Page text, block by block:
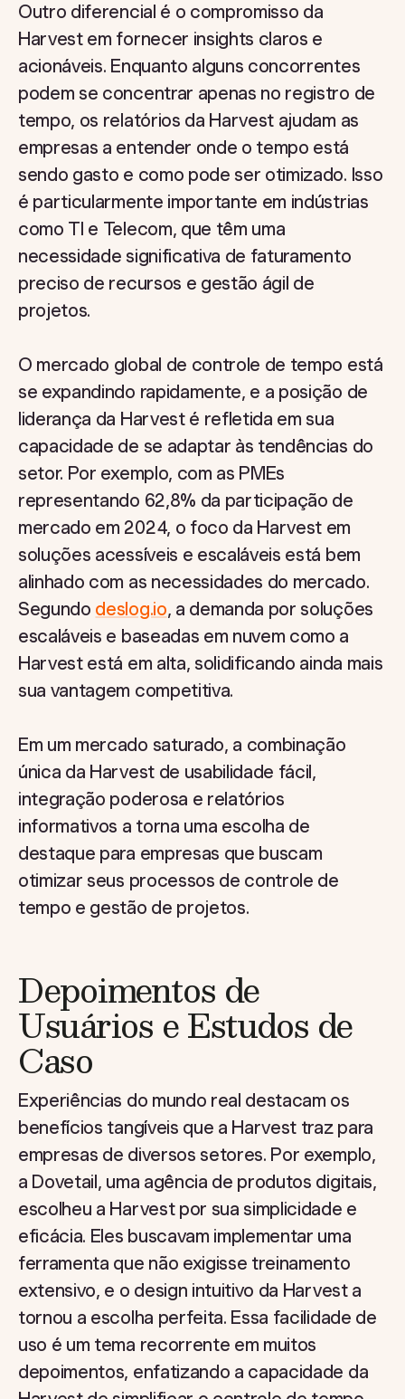
Outro diferencial é o compromisso da
Harvest em fornecer insights claros e
acionáveis. Enquanto alguns concorrentes
podem se concentrar apenas no registro de
tempo, os relatórios da Harvest ajudam as
empresas a entender onde o tempo está
sendo gasto e como pode ser otimizado. Isso
é particularmente importante em indústrias
como TI e Telecom, que têm uma
necessidade significativa de faturamento
preciso de recursos e gestão ágil de
projetos.
O mercado global de controle de tempo está
se expandindo rapidamente, e a posição de
liderança da Harvest é refletida em sua
capacidade de se adaptar às tendências do
setor. Por exemplo, com as PMEs
representando 62,8% da participação de
mercado em 2024, o foco da Harvest em
soluções acessíveis e escaláveis está bem
alinhado com as necessidades do mercado.
Segundo deslog.io, a demanda por soluções
escaláveis e baseadas em nuvem como a
Harvest está em alta, solidificando ainda mais
sua vantagem competitiva.
Em um mercado saturado, a combinação
única da Harvest de usabilidade fácil,
integração poderosa e relatórios
informativos a torna uma escolha de
destaque para empresas que buscam
otimizar seus processos de controle de
tempo e gestão de projetos.
Depoimentos de
Usuários e Estudos de
Caso
Experiências do mundo real destacam os
benefícios tangíveis que a Harvest traz para
empresas de diversos setores. Por exemplo,
a Dovetail, uma agência de produtos digitais,
escolheu a Harvest por sua simplicidade e
eficácia. Eles buscavam implementar uma
ferramenta que não exigisse treinamento
extensivo, e o design intuitivo da Harvest a
tornou a escolha perfeita. Essa facilidade de
uso é um tema recorrente em muitos
depoimentos, enfatizando a capacidade da